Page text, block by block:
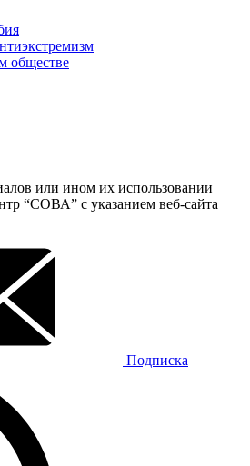
обществе
или ином их использовании
“СОВА” с указанием веб-сайта
Подписка